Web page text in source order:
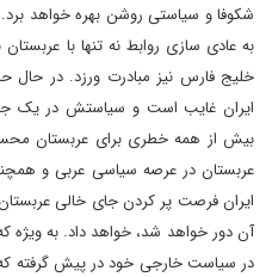
شکوفا و سیاستی روشن بهره خواهد
به عادی سازی روابط نه تنها با
خلیج فارس نیز مبادرت ورزد. در حال
ایران غایب است و سیاستش در یک
بیش از همه خطری برای عربستان
عربستان در عرصه سیاسی عربی و
ایران فرصت پر کردن جای خالی
آن دور خواهد شد، خواهد داد. به ویژه
در سیاست خارجی خود در پیش گرفته